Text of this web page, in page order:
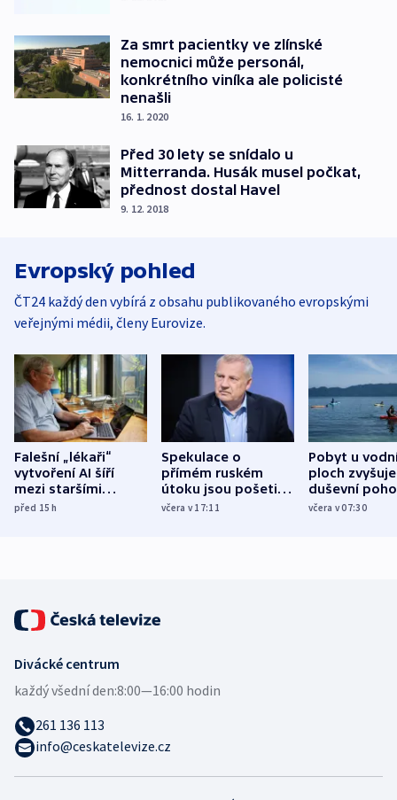
Za smrt pacientky ve zlínské
nemocnici může personál,
konkrétního viníka ale policisté
nenašli
16. 1. 2020
Před 30 lety se snídalo u
Mitterranda. Husák musel počkat,
přednost dostal Havel
9. 12. 2018
Evropský pohled
ČT24 každý den vybírá z obsahu publikovaného evropskými
veřejnými médii, členy Eurovize.
Falešní „lékaři“
vytvoření AI šíří
mezi staršími
Poláky nebezpečné
před 15h
Spekulace o
přímém ruském
útoku jsou pošetilé,
míní estonský
včera v 17:11
Pobyt u
ploch zvyšuje
duševní
ukázala
včera v 07:30
Divácké centrum
každý všední den:8:00—16:00 hodin
261 136 113
info@ceskatelevize.cz